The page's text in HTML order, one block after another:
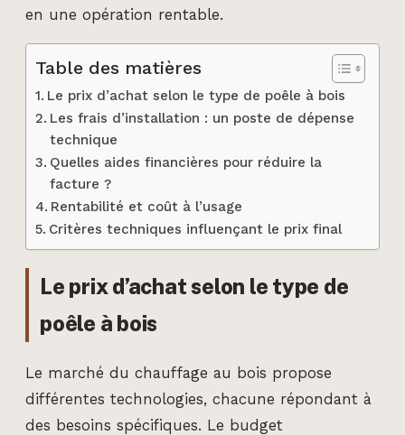
en une opération rentable.
Table des matières
Le prix d’achat selon le type de poêle à bois
Les frais d’installation : un poste de dépense
technique
Quelles aides financières pour réduire la
facture ?
Rentabilité et coût à l’usage
Critères techniques influençant le prix final
Le prix d’achat selon le type de
poêle à bois
Le marché du chauffage au bois propose
différentes technologies, chacune répondant à
des besoins spécifiques. Le budget